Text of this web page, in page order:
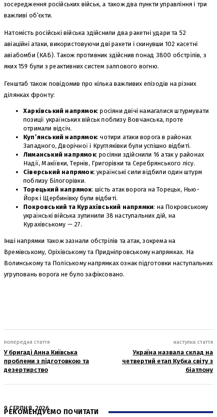
зосередження російських військ, а також два пункти управління і три
важливі об’єкти.
Натомість російські війська здійснили два ракетні удари та 52
авіаційні атаки, використовуючи дві ракети і скинувши 102 касетні
авіабомби (КАБ). Також противник здійснив понад 3800 обстрілів, з
яких 159 були з реактивних систем залпового вогню.
Генштаб також повідомив про кілька важливих епізодів на різних
ділянках фронту:
Харківський напрямок: росіяни двічі намагалися штурмувати
позиції українських військ поблизу Вовчанська, проте
отримали відсіч.
Куп’янський напрямок: чотири атаки ворога в районах
Западного, Дворічної і Кругляківки були успішно відбиті.
Лиманський напрямок: росіяни здійснили 16 атак у районах
Надії, Макіївки, Тернів, Григорівки та Серебрянського лісу.
Сіверський напрямок: українські сили відбили один штурм
поблизу Білогорівки.
Торецький напрямок: шість атак ворога на Торецьк, Нью-
Йорк і Щербинівку були відбиті.
Покровський та Курахівський напрямки: на Покровському
українські війська зупинили 38 наступальних дій, на
Курахівському — 27.
Інші напрямки також зазнали обстрілів та атак, зокрема на
Времівському, Оріхівському та Придніпровському напрямках. На
Волинському та Поліському напрямках ознак підготовки наступальних
угруповань ворога не було зафіксовано.
попередня стаття
У бригаді Анна Київська
проблеми з підготовкою та
дезертирство
наступна стаття
Україна назвала склад на
четвертий етап Кубка світу з
біатлону
РЕКОМЕНДУЄМО ПОЧИТАТИ
9 СЕРПНЯ, 2026